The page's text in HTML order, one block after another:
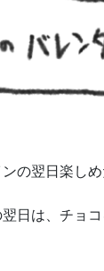
の翌日楽しめ
日は、チョ